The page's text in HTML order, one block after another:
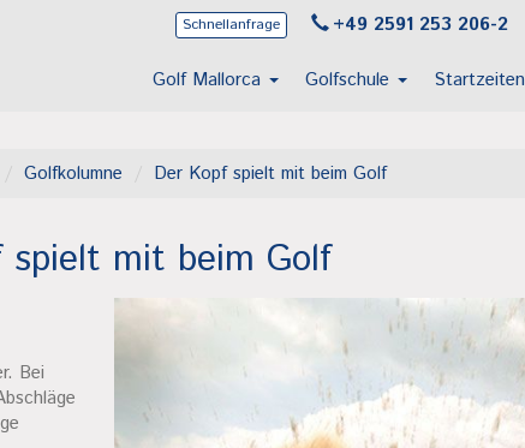
+49 2591 253 206-2
Schnellanfrage
Golf Mallorca Golfschule Startzeiten
Golfkolumne Der Kopf spielt mit beim Golf
spielt mit beim Golf
Bei